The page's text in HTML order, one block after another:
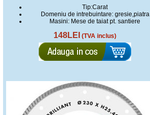
Tip:Carat
Domeniu de intrebuintare: gresie,piatra
Masini: Mese de taiat pt. santiere
148LEI (TVA inclus)